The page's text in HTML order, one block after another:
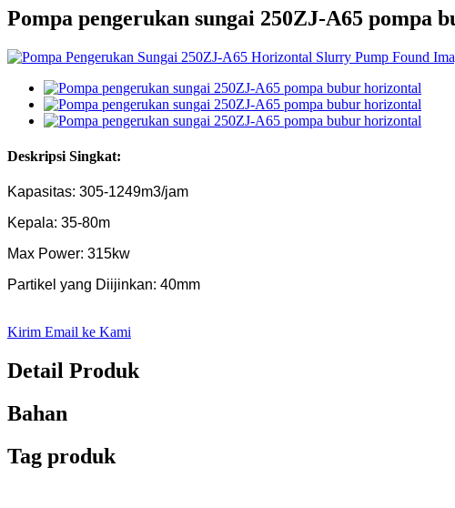
Pompa pengerukan sungai 250ZJ-A65 pompa
Deskripsi Singkat:
Kapasitas: 305-1249m3/jam
Kepala: 35-80m
Max Power: 315kw
Partikel yang Diijinkan: 40mm
Kirim Email ke Kami
Detail Produk
Bahan
Tag produk